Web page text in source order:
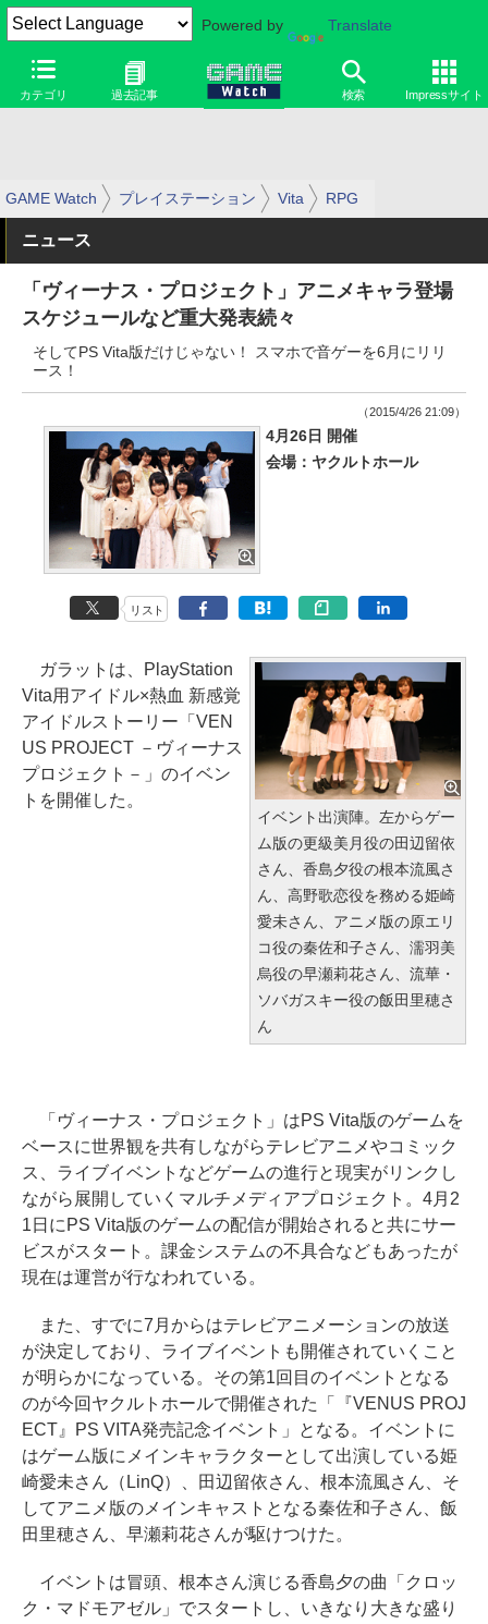
Powered by Translate
カテゴリ 過去記事 検索 Impressサイト
GAME Watch プレイステーション Vita RPG
ニュース
「ヴィーナス・プロジェクト」アニメキャラ登場
スケジュールなど重大発表続々
そしてPS Vita版だけじゃない！ スマホで音ゲーを6月にリリ
ース！
（2015/4/26 21:09）
4月26日 開催
会場：ヤクルトホール
リスト
イベント出演陣。左からゲー
ム版の更級美月役の田辺留依
さん、香島夕役の根本流風さ
ん、高野歌恋役を務める姫崎
愛未さん、アニメ版の原エリ
コ役の秦佐和子さん、濡羽美
烏役の早瀬莉花さん、流華・
ソバガスキー役の飯田里穂さ
ん
ガラットは、PlayStation
Vita用アイドル×熱血 新感覚
アイドルストーリー「VEN
US PROJECT －ヴィーナス
プロジェクト－」のイベン
トを開催した。
「ヴィーナス・プロジェクト」はPS Vita版のゲームを
ベースに世界観を共有しながらテレビアニメやコミック
ス、ライブイベントなどゲームの進行と現実がリンクし
ながら展開していくマルチメディアプロジェクト。4月2
1日にPS Vita版のゲームの配信が開始されると共にサー
ビスがスタート。課金システムの不具合などもあったが
現在は運営が行なわれている。
また、すでに7月からはテレビアニメーションの放送
が決定しており、ライブイベントも開催されていくこと
が明らかになっている。その第1回目のイベントとなる
のが今回ヤクルトホールで開催された「『VENUS PROJ
ECT』PS VITA発売記念イベント」となる。イベントに
はゲーム版にメインキャラクターとして出演している姫
崎愛未さん（LinQ）、田辺留依さん、根本流風さん、そ
してアニメ版のメインキャストとなる秦佐和子さん、飯
田里穂さん、早瀬莉花さんが駆けつけた。
イベントは冒頭、根本さん演じる香島夕の曲「クロッ
ク・マドモアゼル」でスタートし、いきなり大きな盛り